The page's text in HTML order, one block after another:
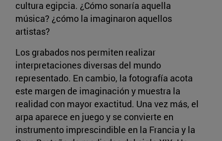
cultura egipcia. ¿Cómo sonaría aquella
música? ¿cómo la imaginaron aquellos
artistas?
Los grabados nos permiten realizar
interpretaciones diversas del mundo
representado. En cambio, la fotografía acota
este margen de imaginación y muestra la
realidad con mayor exactitud. Una vez más, el
arpa aparece en juego y se convierte en
instrumento imprescindible en la Francia y la